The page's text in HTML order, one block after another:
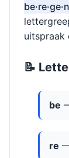
uitspraak
📝
be
re